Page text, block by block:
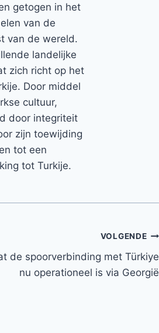
getogen in het
van de
van de wereld.
landelijke
zich richt op het
Door middel
cultuur,
door integriteit
zijn toewijding
tot een
tot Turkije.
VOLGENDE
de spoorverbinding met Türkiye
nu operationeel is via Georgië